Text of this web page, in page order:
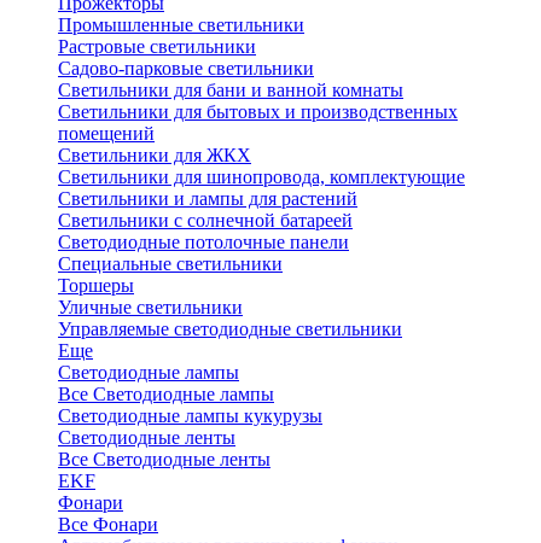
Промышленные светильники
Растровые светильники
Садово-парковые светильники
Светильники для бани и ванной комнаты
Светильники для бытовых и производственных
помещений
Светильники для ЖКХ
Светильники для шинопровода, комплектующие
Светильники и лампы для растений
Светильники с солнечной батареей
Светодиодные потолочные панели
Специальные светильники
Торшеры
Уличные светильники
Управляемые светодиодные светильники
Еще
Светодиодные лампы
Все Светодиодные лампы
Светодиодные лампы кукурузы
Светодиодные ленты
Все Светодиодные ленты
EKF
Фонари
Все Фонари